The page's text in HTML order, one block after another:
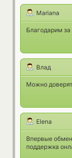
Mariana
Благодарим
Влад
Можно
Elena
Впервые
поддержка